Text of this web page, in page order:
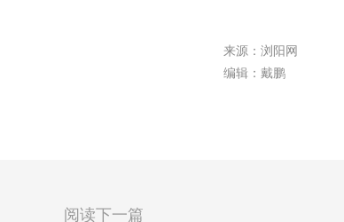
来源：浏阳网
编辑：戴鹏
阅读下一篇